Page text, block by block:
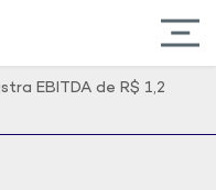
EBITDA de R$ 1,2